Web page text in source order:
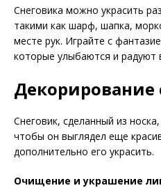
Снеговика можно украсить
такими как шарф, шапка,
месте рук. Играйте с
которые улыбаются и радуют
Декорирование
Снеговик, сделанный из
чтобы он выглядел еще
дополнительно его украсить.
Очищение и украшение